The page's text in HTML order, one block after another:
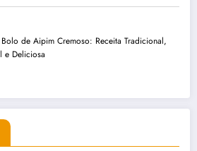
Bolo de Aipim Cremoso: Receita Tradicional,
e Deliciosa